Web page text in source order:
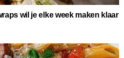
wil je elke week maken klaar